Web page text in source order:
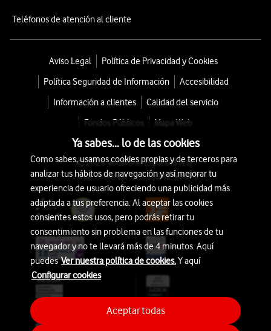
Teléfonos de atención al cliente
Aviso Legal
Política de Privacidad y Cookies
Política Seguridad de Información
Accesibilidad
Información a clientes
Calidad del servicio
Fondos Públicos
Mapa Web
© 2026 Vodafone España S.A.U.
Avda. América 115, 28042 Madrid
Ya sabes... lo de las cookies
Como sabes, usamos cookies propias y de terceros para
analizar tus hábitos de navegación y así mejorar tu
experiencia de usuario ofreciendo una publicidad más
adaptada a tus preferencia. Al aceptar las cookies
consientes estos usos, pero podrás retirar tu
consentimiento sin problema en las funciones de tu
navegador y no te llevará más de 4 minutos. Aquí
puedesVer nuestra política de cookies.Y aquí
Configurar cookies
Aceptar todas